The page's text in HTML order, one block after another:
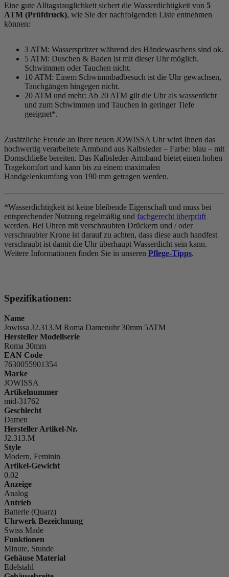
Eine gute Alltagstauglichkeit sichert die Wasserdichtigkeit von 5
ATM (Prüfdruck), wie Sie der nachfolgenden Liste entnehmen
können:
3 ATM: Wasserspritzer während des Händewaschens sind ok.
5 ATM: Duschen & Baden ist mit dieser Uhr möglich.
Schwimmen oder Tauchen nicht.
10 ATM: Einem Schwimmbadbesuch ist die Uhr gewachsen,
Tauchgängen hingegen nicht.
20 ATM und mehr: Ab 20 ATM gilt die Uhr als wasserdicht
und zum Schwimmen und Tauchen in geringer Tiefe
geeignet*.
Zusätzliche Freude an Ihrer neuen JOWISSA Uhr wird Ihnen das
hochwertig verarbeitete Armband aus Kalbsleder – Farbe: blau – mit
Dornschließe bereiten. Das Kalbsleder-Armband bietet einen hohen
Tragekomfort und kann bis zu einem maximalen
Handgelenkumfang von 190 mm getragen werden.
*Wasserdichtigkeit ist keine bleibende Eigenschaft und muss bei
entsprechender Nutzung regelmäßig und fachgerecht überprüft
werden. Bei Uhren mit verschraubten Drückern und / oder
verschraubter Krone ist darauf zu achten, dass diese auch handfest
verschraubt ist damit die Uhr überhaupt Wasserdicht sein kann.
Weitere Informationen finden Sie in unseren Pflege-Tipps.
Spezifikationen:
Name
Jowissa J2.313.M Roma Damenuhr 30mm 5ATM
Hersteller Modellserie
Roma 30mm
EAN Code
7630055901354
Marke
JOWISSA
Artikelnummer
mid-31762
Geschlecht
Damen
Hersteller Artikel-Nr.
J2.313.M
Style
Modern, Feminin
Artikel-Gewicht
0.02
Anzeige
Analog
Antrieb
Batterie (Quarz)
Uhrwerk Bezeichnung
Swiss Made
Funktionen
Minute, Stunde
Gehäuse Material
Edelstahl